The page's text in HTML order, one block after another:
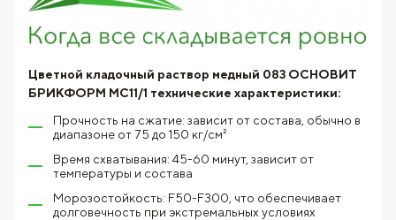
Цветной кладочный раствор медный 083 ОСНОВИТ
БРИКФОРМ МС11/1 технические характеристики:
Прочность на сжатие: зависит от состава, обычно в
диапазоне от 75 до 150 кг/см²
Время схватывания: 45-60 минут, зависит от
температуры и состава
Морозостойкость: F50-F300, что обеспечивает
долговечность при экстремальных условиях